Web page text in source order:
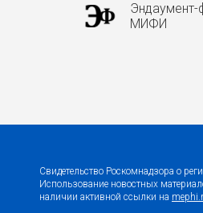
МИФИ
Свидетельство Роскомнадзора о
Использование новостных
наличии активной ссылки на